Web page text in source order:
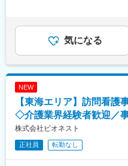
■同社の特徴：離職率も低
す。また、装置の操作手
医薬品の法律関連の書籍
・保存安定性試験（長期
・配合変化試験
・分析法バリデーション
1）医薬品：注射剤（輸液
グ（液状の薬剤が主です）
■組織構成：
・富士宮ラボは正社員30
給(月額)は固定手当を含め
気になる
NEW
【東海エリア】訪問看
◇介護業界経験者歓迎／
株式会社ビオネスト
正社員 転勤なし